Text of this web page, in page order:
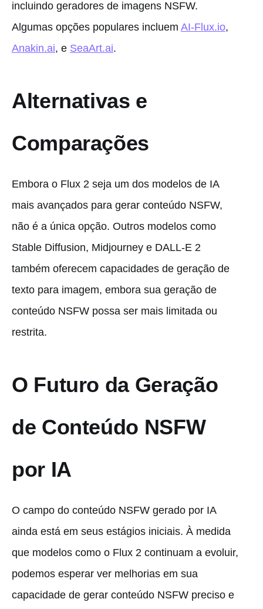
incluindo geradores de imagens NSFW.
Algumas opções populares incluem AI-Flux.io,
Anakin.ai, e SeaArt.ai.
Alternativas e
Comparações
Embora o Flux 2 seja um dos modelos de IA
mais avançados para gerar conteúdo NSFW,
não é a única opção. Outros modelos como
Stable Diffusion, Midjourney e DALL-E 2
também oferecem capacidades de geração de
texto para imagem, embora sua geração de
conteúdo NSFW possa ser mais limitada ou
restrita.
O Futuro da Geração
de Conteúdo NSFW
por IA
O campo do conteúdo NSFW gerado por IA
ainda está em seus estágios iniciais. À medida
que modelos como o Flux 2 continuam a evoluir,
podemos esperar ver melhorias em sua
capacidade de gerar conteúdo NSFW preciso e